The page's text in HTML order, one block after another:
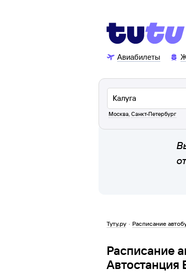
Авиабилеты
Москва, Санкт-Петербург
Туту.ру · Расписание
Расписание
Автостанция